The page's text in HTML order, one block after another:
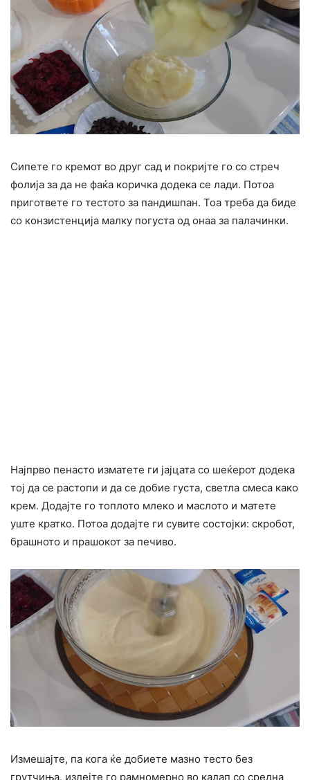
Сипете го кремот во друг сад и покријте го со стреч
фолија за да не фаќа коричка додека се лади. Потоа
пригответе го тестото за пандишпан. Тоа треба да биде
со конзистенција малку погуста од онаа за палачинки.
Најпрво пенасто изматете ги јајцата со шеќерот додека
тој да се растопи и да се добие густа, светла смеса како
крем. Додајте го топлото млеко и маслото и матете
уште кратко. Потоа додајте ги сувите состојки: скробот,
брашното и прашокот за печиво.
Измешајте, па кога ќе добиете мазно тесто без
грутчиња, излејте го рамномерно во калап со средна